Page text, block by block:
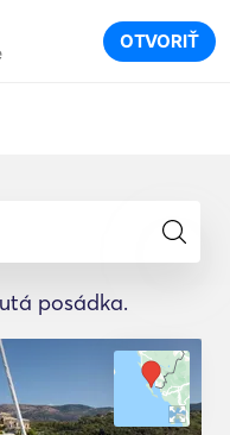
OTVORIŤ
posádka.